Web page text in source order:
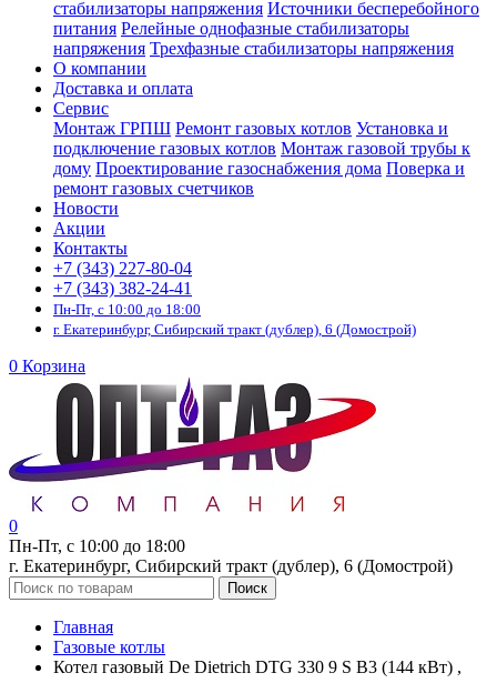
стабилизаторы напряжения Источники бесперебойного
питания Релейные однофазные стабилизаторы
напряжения Трехфазные стабилизаторы напряжения
О компании
Доставка и оплата
Сервис
Монтаж ГРПШ Ремонт газовых котлов Установка и
подключение газовых котлов Монтаж газовой трубы к
дому Проектирование газоснабжения дома Поверка и
ремонт газовых счетчиков
Новости
Акции
Контакты
+7 (343) 227-80-04
+7 (343) 382-24-41
Пн-Пт, с 10:00 до 18:00
г. Екатеринбург, Сибирский тракт (дублер), 6 (Домострой)
0 Корзина
0
Пн-Пт, с 10:00 до 18:00
г. Екатеринбург, Сибирский тракт (дублер), 6 (Домострой)
Поиск
Главная
Газовые котлы
Котел газовый De Dietrich DTG 330 9 S B3 (144 кВт) ,